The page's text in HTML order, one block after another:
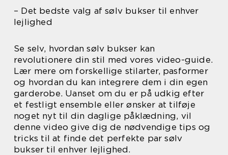
– Det bedste valg af sølv bukser til enhver
lejlighed
Se selv, hvordan sølv bukser kan
revolutionere din stil med vores video-guide.
Lær mere om forskellige stilarter, pasformer
og hvordan du kan integrere dem i din egen
garderobe. Uanset om du er på udkig efter
et festligt ensemble eller ønsker at tilføje
noget nyt til din daglige påklædning, vil
denne video give dig de nødvendige tips og
tricks til at finde det perfekte par sølv
bukser til enhver lejlighed.